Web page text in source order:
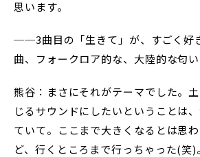
思います。
──3曲目の「生きて」が、すごく好
曲、フォークロア的な、大陸的な匂い
熊谷：まさにそれがテーマでした。
じるサウンドにしたいということは
ていて。ここまで大きくなるとは思
ど、行くところまで行っちゃった(笑